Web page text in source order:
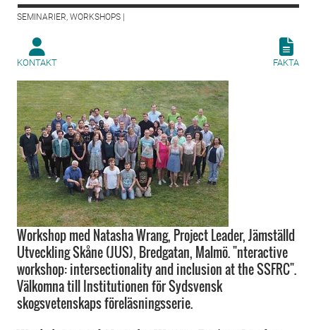
SEMINARIER, WORKSHOPS |
KONTAKT FAKTA
Workshop med Natasha Wrang, Project Leader, Jämställd
Utveckling Skåne (JUS), Bredgatan, Malmö. "nteractive
workshop: intersectionality and inclusion at the SSFRC".
Välkomna till Institutionen för Sydsvensk
skogsvetenskaps föreläsningsserie.